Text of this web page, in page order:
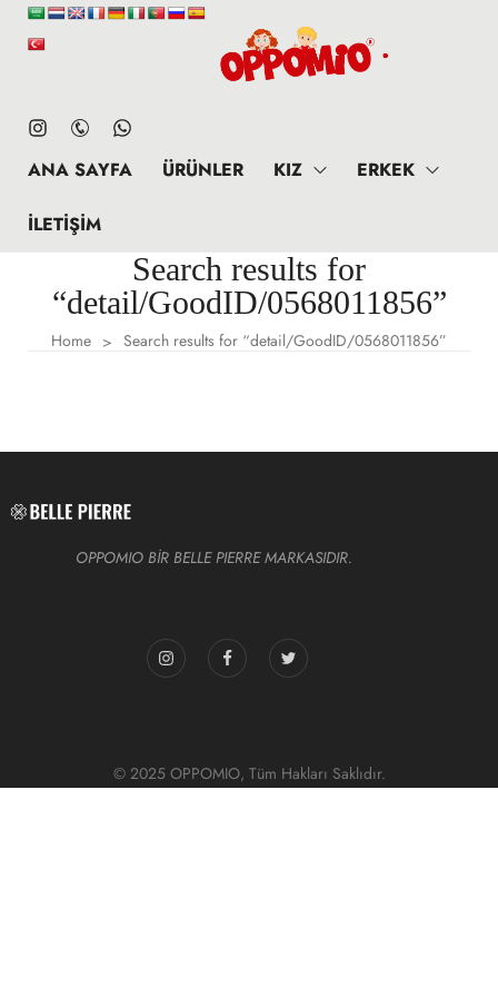
ANA SAYFA ÜRÜNLER KIZ ERKEK
İLETIŞIM
Search results for
“detail/GoodID/0568011856”
Home > Search results for “detail/GoodID/0568011856”
OPPOMIO BİR BELLE PIERRE MARKASIDIR.
© 2025 OPPOMIO, Tüm Hakları Saklıdır.